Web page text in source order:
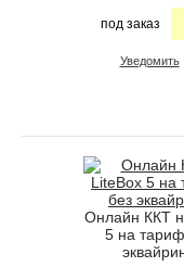
под заказ
Уведомить
Онлайн ККТ
5 на